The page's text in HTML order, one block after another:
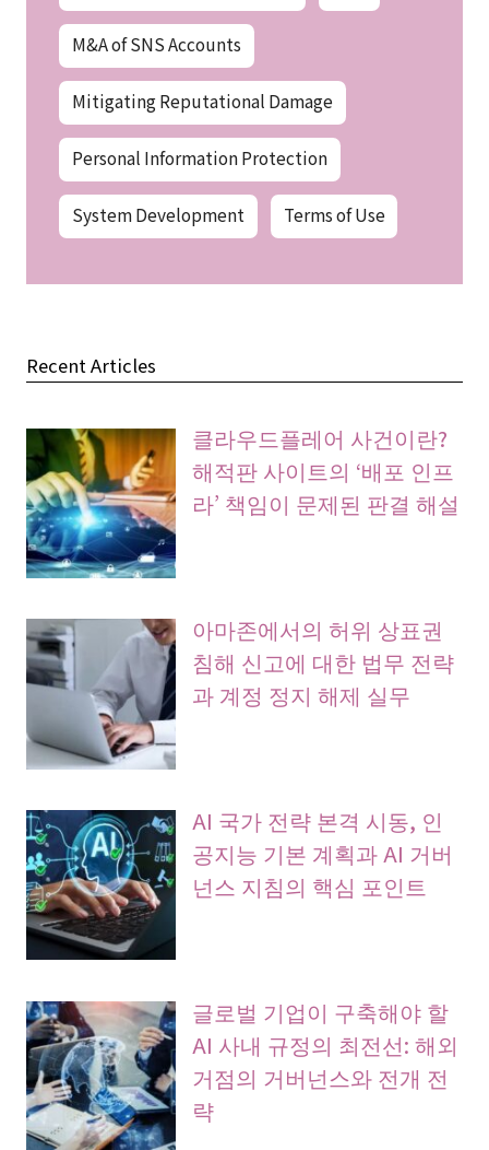
M&A of SNS Accounts
Mitigating Reputational Damage
Personal Information Protection
System Development Terms of Use
Recent Articles
클라우드플레어 사건이란?
해적판 사이트의 ‘배포 인프
라’ 책임이 문제된 판결 해설
아마존에서의 허위 상표권
침해 신고에 대한 법무 전략
과 계정 정지 해제 실무
AI 국가 전략 본격 시동, 인
공지능 기본 계획과 AI 거버
넌스 지침의 핵심 포인트
글로벌 기업이 구축해야 할
AI 사내 규정의 최전선: 해외
거점의 거버넌스와 전개 전
략